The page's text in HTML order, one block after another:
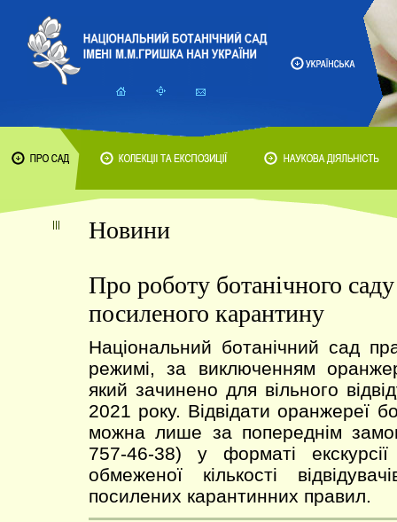
Новини
Про роботу ботанічного
посиленого карантину
Національний ботанічний сад
режимі, за виключенням
який зачинено для вільного
2021 року. Відвідати оранжереї
можна лише за попереднім
757-46-38) у форматі
обмеженої кількості
посилених карантинних правил.